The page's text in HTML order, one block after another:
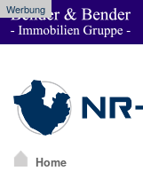
Werbung
Home